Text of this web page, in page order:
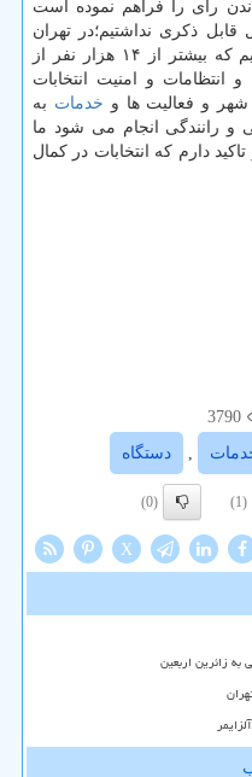
رای را فراهم نموده است
ذكری نداشتیم؛در تهران
بالغ بر ۴۵۵۲ شعبه ستاندن رای داریم كه بیشتر از ۱۴ هزار نفر از
و امنیت انتخابات
شهر و فعالیت ها و خدمات به
و رانندگی انجام می شود ما
دارم كه انتخابات در كمال
3790
, دستگاه
(1)
(0)
X